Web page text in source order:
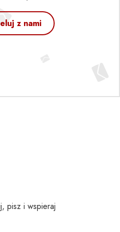
z nami
pisz i wspieraj